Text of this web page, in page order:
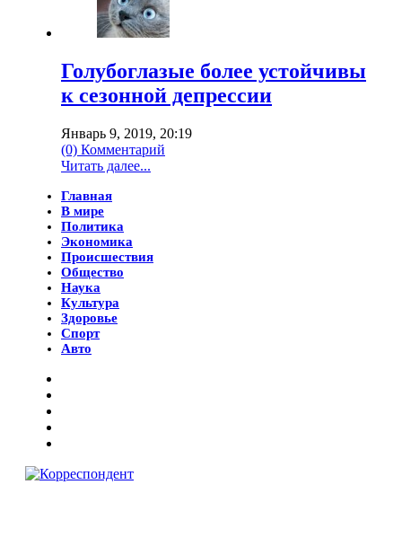
Голубоглазые более устойчивы
к сезонной депрессии
Январь 9, 2019, 20:19
(0) Комментарий
Читать далее...
Главная
В мире
Политика
Экономика
Происшествия
Общество
Наука
Культура
Здоровье
Спорт
Авто